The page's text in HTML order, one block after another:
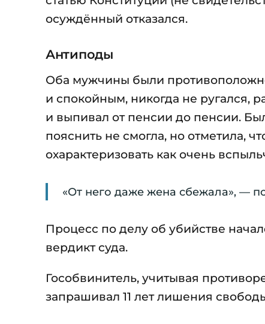
осуждённый отказался.
Антиподы
Оба мужчины были
и спокойным, никогда не ругался,
и выпивал от пенсии до пенсии.
пояснить не смогла, но отметила,
охарактеризовать как очень
«От него даже жена сбежала», —
Процесс по делу об убийстве
вердикт суда.
Гособвинитель, учитывая
запрашивал 11 лет лишения